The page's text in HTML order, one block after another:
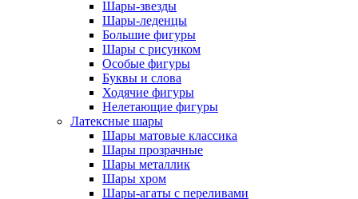
Шары-звезды
Шары-леденцы
Большие фигуры
Шары с рисунком
Особые фигуры
Буквы и слова
Ходячие фигуры
Нелетающие фигуры
Латексные шары
Шары матовые классика
Шары прозрачные
Шары металлик
Шары хром
Шары-агаты с переливами